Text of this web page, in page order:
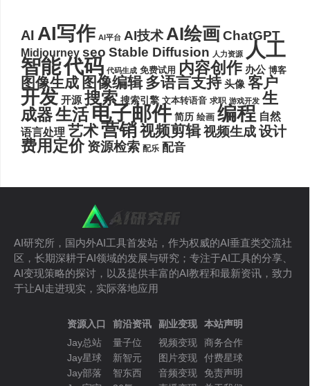
AI AI写作 AI平台 AI技术AI绘画ChatGPT
Midjourney seo Stable Diffusion 人力资源 人工
智能代码 代码生成 免费试用 内容创作 办公 博客
图像生成 图像编辑 多语言支持 头像 客户
开发 开源 搜索 搜索引擎 文本转语音 求职 游戏开发 生
成器生活电子邮件 简历 绘画 编程 自然
语言处理 艺术营销视频剪辑视频生成设计
费用定价 资源检索 配乐 配音
AI研究所，国内外AI工具首发站，作为权威的AI垂直类交流社
区，长期深耕于AI领域的发展与研究；专注于AI工具的分享、
AI变现策略的探讨，以及提供丰富的AI教程和最新资讯，致力
于让AI走进现实，实际落地应用
资源入口
Jay总站
Jay星球
Jay部落
前沿资讯
量子位
新智元
智东西
副业变现
视频变现
图片变现
音频变现
本站声明
商务合作
付费星球
免责声明